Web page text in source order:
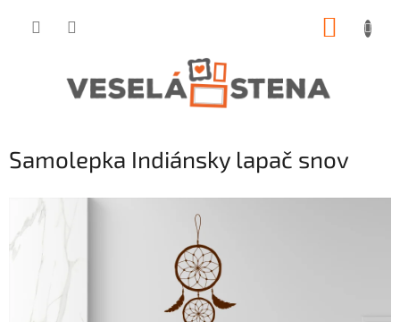
Samolepka Indiánsky lapač snov